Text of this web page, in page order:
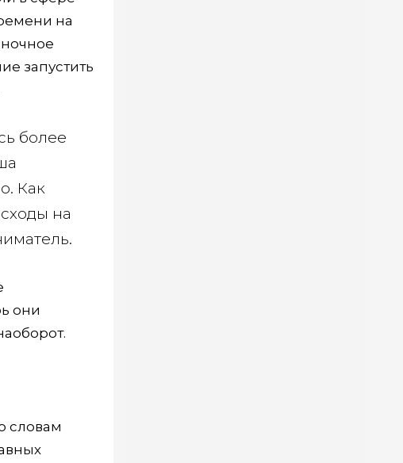
на
запустить
более
Как
на
они
словам